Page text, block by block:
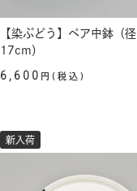
【染ぶどう】ペア中鉢（径
17cm）
6,600 円(税込)
新入荷